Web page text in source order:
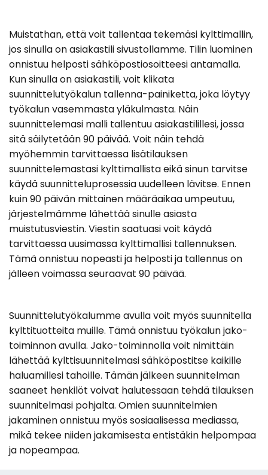
Muistathan, että voit tallentaa tekemäsi kylttimallin,
jos sinulla on asiakastili sivustollamme. Tilin luominen
onnistuu helposti sähköpostiosoitteesi antamalla.
Kun sinulla on asiakastili, voit klikata
suunnittelutyökalun tallenna-painiketta, joka löytyy
työkalun vasemmasta yläkulmasta. Näin
suunnittelemasi malli tallentuu asiakastilillesi, jossa
sitä säilytetään 90 päivää. Voit näin tehdä
myöhemmin tarvittaessa lisätilauksen
suunnittelemastasi kylttimallista eikä sinun tarvitse
käydä suunnitteluprosessia uudelleen lävitse. Ennen
kuin 90 päivän mittainen määräaikaa umpeutuu,
järjestelmämme lähettää sinulle asiasta
muistutusviestin. Viestin saatuasi voit käydä
tarvittaessa uusimassa kylttimallisi tallennuksen.
Tämä onnistuu nopeasti ja helposti ja tallennus on
jälleen voimassa seuraavat 90 päivää.
Suunnittelutyökalumme avulla voit myös suunnitella
kylttituotteita muille. Tämä onnistuu työkalun jako-
toiminnon avulla. Jako-toiminnolla voit nimittäin
lähettää kylttisuunnitelmasi sähköpostitse kaikille
haluamillesi tahoille. Tämän jälkeen suunnitelman
saaneet henkilöt voivat halutessaan tehdä tilauksen
suunnitelmasi pohjalta. Omien suunnitelmien
jakaminen onnistuu myös sosiaalisessa mediassa,
mikä tekee niiden jakamisesta entistäkin helpompaa
ja nopeampaa.